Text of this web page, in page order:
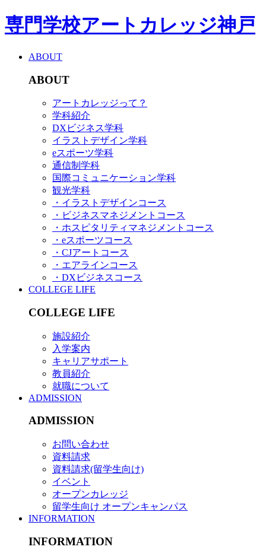
専門学校アートカレッジ神戸
ABOUT
ABOUT
アートカレッジって？
学科紹介
DXビジネス学科
イラストデザイン学科
eスポーツ学科
通信制学科
国際コミュニケーション学科
観光学科
・イラストデザインコース
・ビジネスマネジメントコース
・ホスピタリティマネジメントコース
・eスポーツコース
・CJアートコース
・エアラインコース
・DXビジネスコース
COLLEGE LIFE
COLLEGE LIFE
施設紹介
入学案内
キャリアサポート
教員紹介
就職について
ADMISSION
ADMISSION
お問い合わせ
資料請求
資料請求(留学生向け)
イベント
オープンカレッジ
留学生向け オープンキャンパス
INFORMATION
INFORMATION